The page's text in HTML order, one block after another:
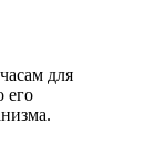
для
его